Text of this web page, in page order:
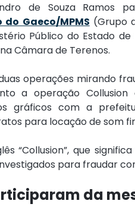
de Souza Ramos
Gaeco/MPMS (Grupo
Público do Estado
Câmara de Terenos.
operações mirando
a operação
gráficos com a
para locação de som
“Collusion”, que
para fraudar
da